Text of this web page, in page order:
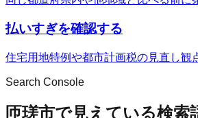
払いすぎを確認する
住宅用地特例や都市計画税の見直し観
Search Console
匝瑳市で見えている検索